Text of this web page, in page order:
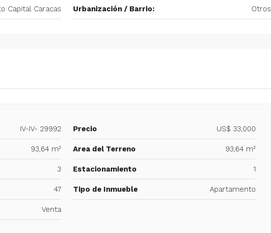
Capital Caracas Urbanización / Barrio: Otros
IV-IV- 29992 Precio US$ 33,000
93,64 m² Area del Terreno 93,64 m²
3 Estacionamiento 1
47 Tipo de Inmueble Apartamento
Venta